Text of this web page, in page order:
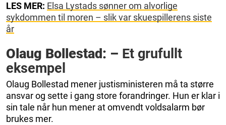
LES MER: Elsa Lystads sønner om alvorlige
sykdommen til moren – slik var skuespillerens siste
år
Olaug Bollestad: – Et grufullt
eksempel
Olaug Bollestad mener justisministeren må ta større
ansvar og sette i gang store forandringer. Hun er klar i
sin tale når hun mener at omvendt voldsalarm bør
brukes mer.